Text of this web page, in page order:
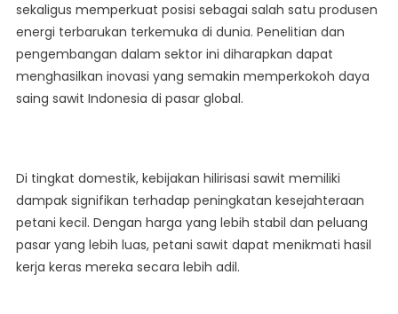
sekaligus memperkuat posisi sebagai salah satu produsen
energi terbarukan terkemuka di dunia. Penelitian dan
pengembangan dalam sektor ini diharapkan dapat
menghasilkan inovasi yang semakin memperkokoh daya
saing sawit Indonesia di pasar global.
Di tingkat domestik, kebijakan hilirisasi sawit memiliki
dampak signifikan terhadap peningkatan kesejahteraan
petani kecil. Dengan harga yang lebih stabil dan peluang
pasar yang lebih luas, petani sawit dapat menikmati hasil
kerja keras mereka secara lebih adil.